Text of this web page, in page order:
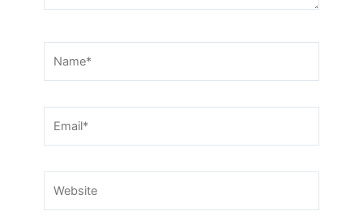
Name*
Email*
Website